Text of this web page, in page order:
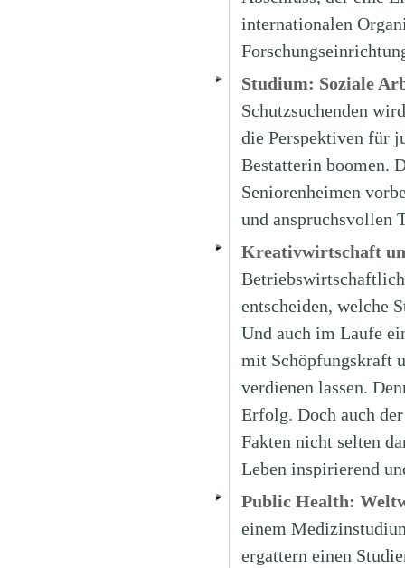
internationalen
Studium: Soziale
Schutzsuchenden
die Perspektiven für
Bestatterin boomen.
Seniorenheimen
und anspruchsvollen
Kreativwirtschaft
entscheiden, welche
Und auch im Laufe
mit Schöpfungskraft
verdienen lassen.
Erfolg. Doch auch
Fakten nicht selten
Leben inspirierend
Public Health:
einem
ergattern einen